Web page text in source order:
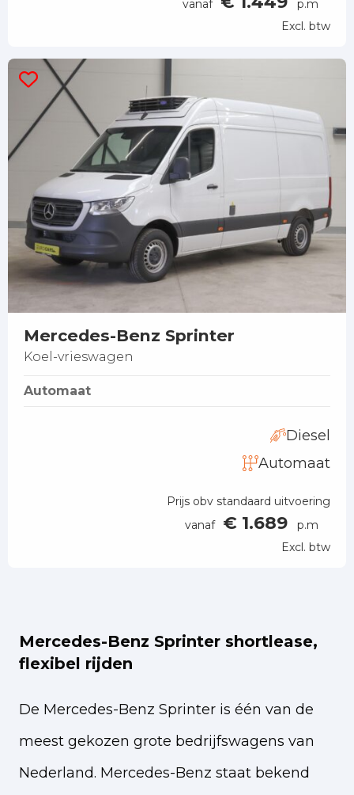
vanaf
p.m
Excl. btw
Mercedes-Benz Sprinter
Koel-vrieswagen
Automaat
Diesel
Automaat
Prijs obv standaard uitvoering
vanaf € 1.689
p.m
Excl. btw
Mercedes-Benz Sprinter shortlease,
flexibel rijden
De Mercedes-Benz Sprinter is één van de
meest gekozen grote bedrijfswagens van
Nederland. Mercedes-Benz staat bekend